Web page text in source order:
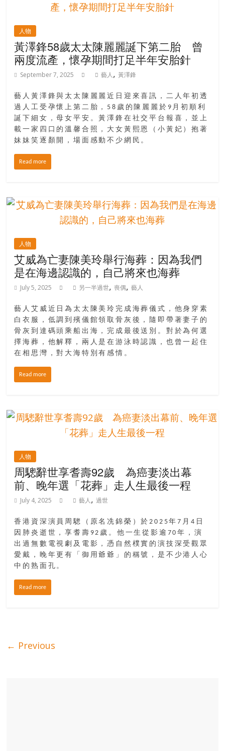
人物
黃澤鋒58歲太太陳麗麗誕下第二胎 曾
兩度流產，懷孕期間打足半年安胎針
September 7, 2025 藝人,黃澤鋒
藝人黃澤鋒與太太陳麗麗近日迎來喜訊，二人年初透
過人工受孕懷上第二胎，58歲的陳麗麗於9月初順利
誕下細女，母女平安。黃澤鋒在社交平台報喜，並上
載一家四口的溫馨合照，大女黃熙恩（小黃妃）抱著
妹妹笑逐顏開，場面感動不少網民。
Read more
人物
艾威為亡妻陳美玲舉行海葬：因為我們
是在海邊認識的，自己將來也海葬
July 5, 2025 另一半過世,喪偶,藝人
藝人艾威近日為太太陳美玲完成海葬儀式，他身穿素
白衣服，低調到殯儀館領取骨灰後，隨即帶著妻子的
骨灰到達碼頭乘船出海，完成最後送別。對於為何選
擇海葬，他解釋，兩人是在游泳時認識，也曾一起住
在相思灣，對大海特別有感情。
Read more
人物
周驄辭世享耆壽92歲 為癌妻淡出幕
前、晚年選「花葬」走人生最後一程
July 4, 2025 藝人, 過世
香港資深演員周驄（原名冼錦榮）於2025年7月4日
因肺炎逝世，享耆壽92歲。他一生從影逾70年，演
出過無數電視劇及電影，憑自然樸實的演技深受觀眾
愛戴，晚年更有「御用爺爺」的稱號，是不少港人心
中的熟面孔。
Read more
← Previous